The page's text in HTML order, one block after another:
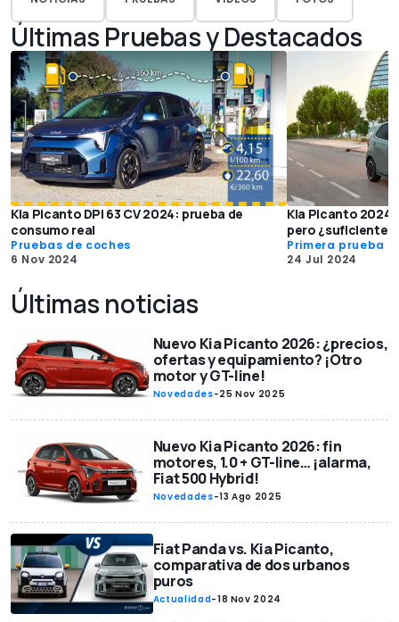
Últimas Pruebas y Destacados
Kia Picanto DPI 63 CV 2024: prueba de
consumo real
Pruebas de coches
6 Nov 2024
Kia Picanto
pero ¿suficiente?
Primera prueba
24 Jul 2024
Últimas noticias
Nuevo Kia Picanto 2026: ¿precios,
ofertas y equipamiento? ¡Otro
motor y GT-line!
Novedades-25 Nov 2025
Nuevo Kia Picanto 2026: fin
motores, 1.0 + GT-line… ¡alarma,
Fiat 500 Hybrid!
Novedades-13 Ago 2025
Fiat Panda vs. Kia Picanto,
comparativa de dos urbanos
puros
Actualidad-18 Nov 2024